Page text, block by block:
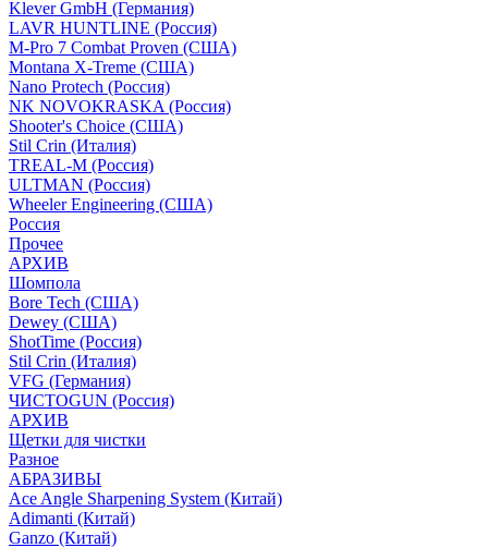
Klever GmbH (Германия)
LAVR HUNTLINE (Россия)
M-Pro 7 Combat Proven (СШA)
Montana X-Treme (США)
Nano Protech (Россия)
NK NOVOKRASKA (Россия)
Shooter's Choice (СШA)
Stil Crin (Италия)
TREAL-M (Россия)
ULTMAN (Россия)
Wheeler Engineering (СШA)
Россия
Прочее
АРХИВ
Шомпола
Bore Tech (США)
Dewey (США)
ShotTime (Россия)
Stil Crin (Италия)
VFG (Германия)
ЧИСТОGUN (Россия)
АРХИВ
Щетки для чистки
Разное
АБРАЗИВЫ
Ace Angle Sharpening System (Китай)
Adimanti (Китай)
Ganzo (Китай)